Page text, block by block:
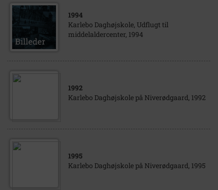
1994
Karlebo Daghøjskole, Udflugt til
middelaldercenter, 1994
1992
Karlebo Daghøjskole på Niverødgaard, 1992
1995
Karlebo Daghøjskole på Niverødgaard, 1995